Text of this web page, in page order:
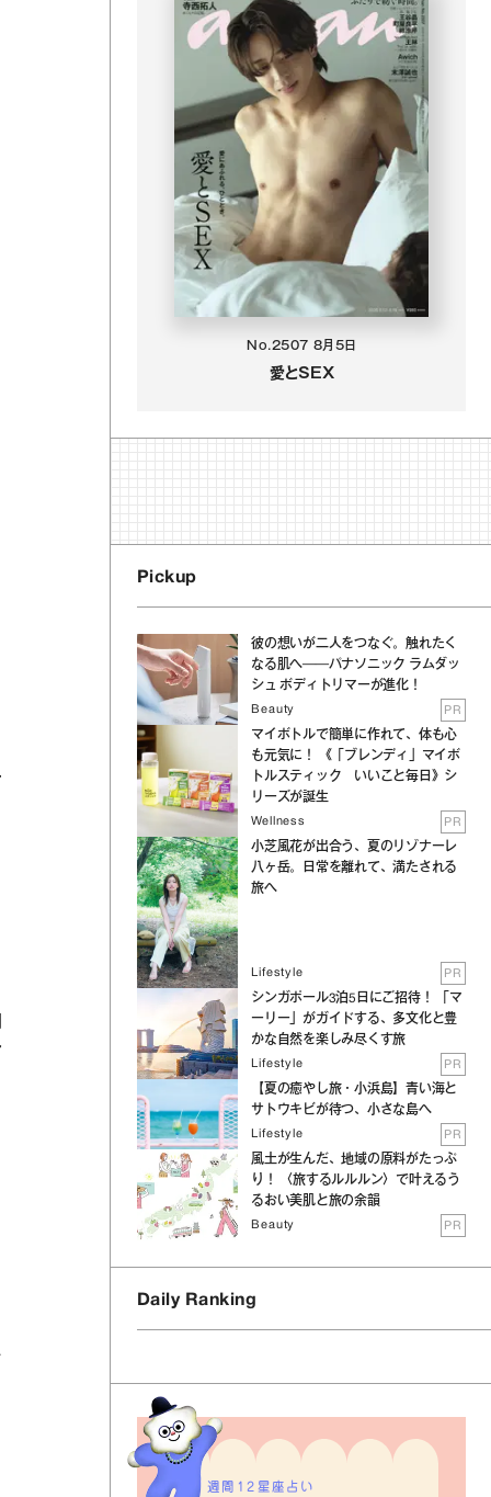
No.2507 8月5日
愛とSEX
Pickup
彼の想いが二人をつなぐ。触れたく
なる肌へ──パナソニック ラムダッ
シュ ボディトリマーが進化！
Beauty PR
マイボトルで簡単に作れて、体も心
も元気に！ 《「ブレンディ」マイボ
トルスティック いいこと毎日》シ
リーズが誕生
Wellness PR
小芝風花が出合う、夏のリゾナーレ
八ヶ岳。日常を離れて、満たされる
旅へ
Lifestyle PR
シンガポール3泊5日にご招待！ 「マ
ーリー」がガイドする、多文化と豊
かな自然を楽しみ尽くす旅
Lifestyle PR
【夏の癒やし旅・小浜島】青い海と
サトウキビが待つ、小さな島へ
Lifestyle PR
風土が生んだ、地域の原料がたっぷ
り！ 〈旅するルルルン〉で叶えるう
るおい美肌と旅の余韻
Beauty PR
Daily Ranking
週間12星座占い